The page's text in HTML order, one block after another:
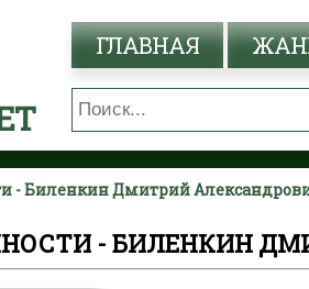
ГЛАВНАЯ
- Биленкин Дмитрий
- БИЛЕНКИН